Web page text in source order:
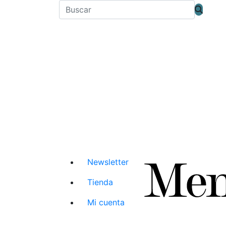
Newsletter
Tienda
Mi cuenta